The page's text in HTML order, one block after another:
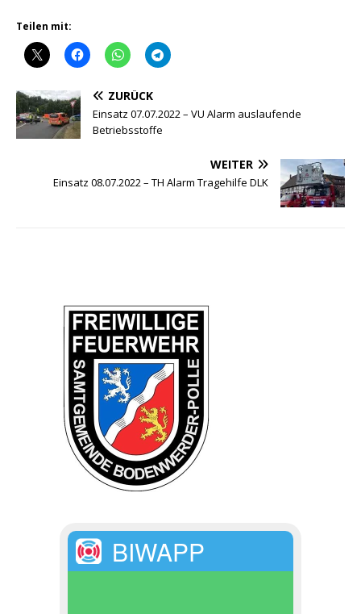
Teilen mit:
ZURÜCK
Einsatz 07.07.2022 – VU Alarm auslaufende
Betriebsstoffe
WEITER
Einsatz 08.07.2022 – TH Alarm Tragehilfe DLK
BIWAPP